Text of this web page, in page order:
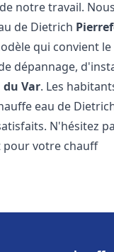
notre travail.
de Dietrich
qui convient
dépannage,
du Var. Les
eau de
N'hésitez
pour votre chauff